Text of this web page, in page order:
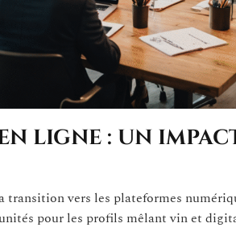
ligne : un
transition vers les plateformes
pour les profils mêlant vin et